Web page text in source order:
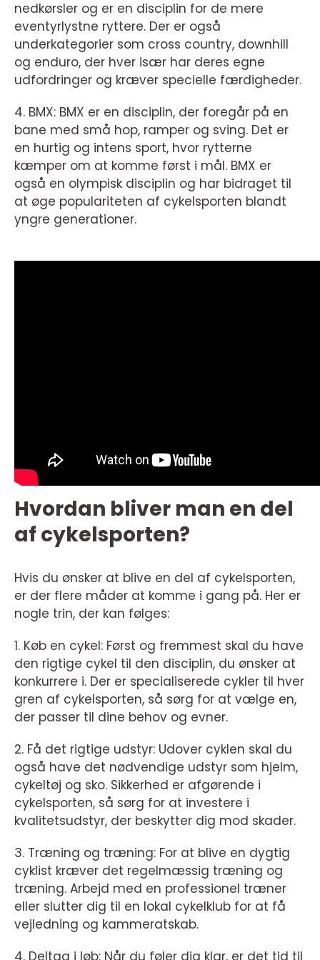
nedkørsler og er en disciplin for de mere
eventyrlystne ryttere. Der er også
underkategorier som cross country, downhill
og enduro, der hver især har deres egne
udfordringer og kræver specielle færdigheder.
4. BMX: BMX er en disciplin, der foregår på en
bane med små hop, ramper og sving. Det er
en hurtig og intens sport, hvor rytterne
kæmper om at komme først i mål. BMX er
også en olympisk disciplin og har bidraget til
at øge populariteten af cykelsporten blandt
yngre generationer.
Hvordan bliver man en del
af cykelsporten?
Hvis du ønsker at blive en del af cykelsporten,
er der flere måder at komme i gang på. Her er
nogle trin, der kan følges:
1. Køb en cykel: Først og fremmest skal du have
den rigtige cykel til den disciplin, du ønsker at
konkurrere i. Der er specialiserede cykler til hver
gren af cykelsporten, så sørg for at vælge en,
der passer til dine behov og evner.
2. Få det rigtige udstyr: Udover cyklen skal du
også have det nødvendige udstyr som hjelm,
cykeltøj og sko. Sikkerhed er afgørende i
cykelsporten, så sørg for at investere i
kvalitetsudstyr, der beskytter dig mod skader.
3. Træning og træning: For at blive en dygtig
cyklist kræver det regelmæssig træning og
træning. Arbejd med en professionel træner
eller slutter dig til en lokal cykelklub for at få
vejledning og kammeratskab.